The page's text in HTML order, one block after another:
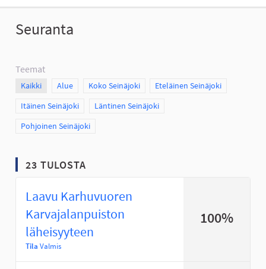
Seuranta
Teemat
Scope
Kaikki Scope
Alue Scope
Koko Seinäjoki Scope
Eteläinen Seinäjoki
Scope
Itäinen Seinäjoki Scope
Läntinen Seinäjoki
Scope
Pohjoinen Seinäjoki
23 TULOSTA
Laavu Karhuvuoren
Karvajalanpuiston
läheisyyteen
Tila Valmis
100%